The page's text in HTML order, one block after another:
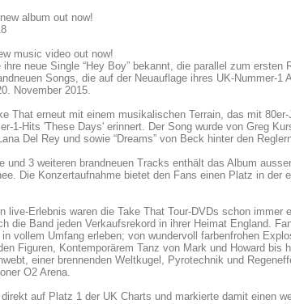
new album out now!
music video out now!
neue Single “Hey Boy” bekannt, die parallel zum ersten
Songs, die auf der Neuauflage ihres UK-Nummer-1
November 2015.
That erneut mit einem musikalischen Terrain, das mit
1-Hits 'These Days' erinnert. Der Song wurde von Greg
Del Rey und sowie “Dreams” von Beck hinter den
und 3 weiteren brandneuen Tracks enthält das Album
Die Konzertaufnahme bietet den Fans einen Platz in der
live-Erlebnis waren die Take That Tour-DVDs schon
die Band jeden Verkaufsrekord in ihrer Heimat England.
vollem Umfang erleben; von wundervoll farbenfrohen
Figuren, Kontemporärem Tanz von Mark und Howard bis
einer brennenden Weltkugel, Pyrotechnik und
O2 Arena.
direkt auf Platz 1 der UK Charts und markierte damit einen